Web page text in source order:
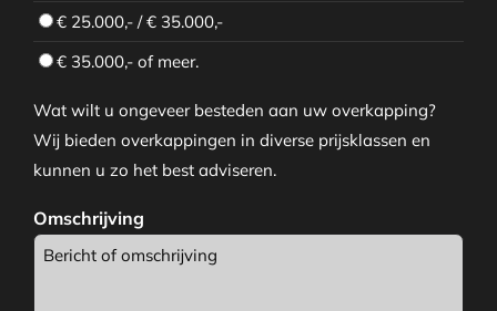
€ 25.000,- / € 35.000,-
€ 35.000,- of meer.
Wat wilt u ongeveer besteden aan uw overkapping?
Wij bieden overkappingen in diverse prijsklassen en
kunnen u zo het best adviseren.
Omschrijving